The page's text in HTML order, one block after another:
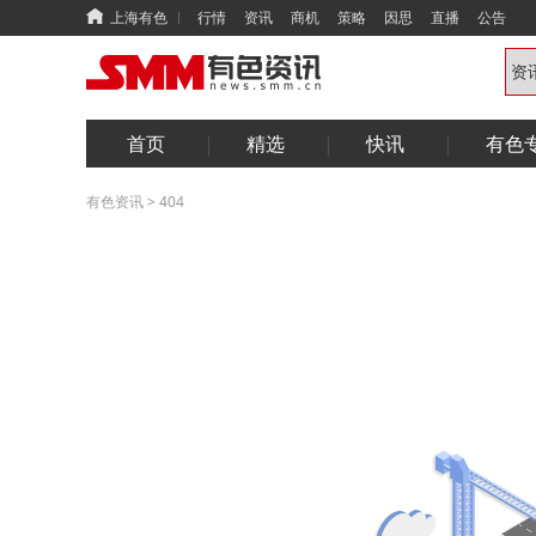
上海有色 行情 资讯 商机 策略 因思 直播 公告
首页 精选 快讯 有色
有色资讯> 404